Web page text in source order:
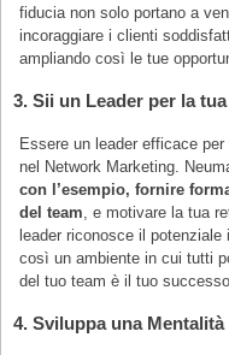
fiducia non solo portano a
incoraggiare i clienti
ampliando così le tue
3. Sii un Leader per la
Essere un leader efficace
nel Network Marketing.
con l’esempio, fornire
del team , e motivare la tua
leader riconosce il
così un ambiente in cui tutti
del tuo team è il tuo successo.
4. Sviluppa una